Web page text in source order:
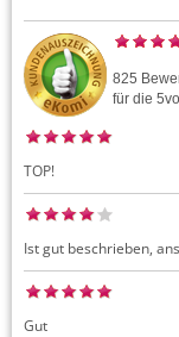
825
für die
TOP!
Gut